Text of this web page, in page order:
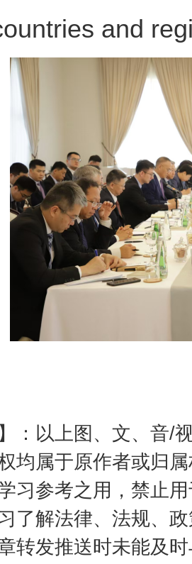
and
】：以上图、文、音/
均属于原作者或归
习参考之用，禁止
了解法律、法规、
转发推送时未能及
责任有效落实
益有保障